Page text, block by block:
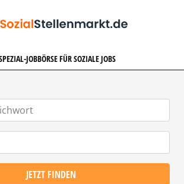
JOBBÖRSE FÜR SOZIALE JOBS
JETZT FINDEN